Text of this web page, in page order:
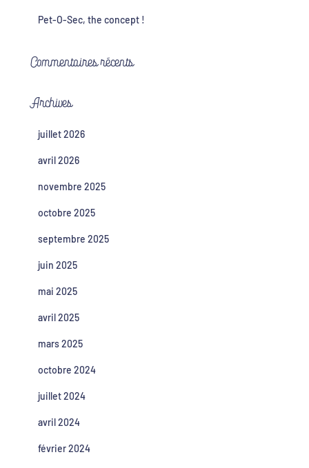
Pet-O-Sec, the concept !
Commentaires récents
Archives
juillet 2026
avril 2026
novembre 2025
octobre 2025
septembre 2025
juin 2025
mai 2025
avril 2025
mars 2025
octobre 2024
juillet 2024
avril 2024
février 2024